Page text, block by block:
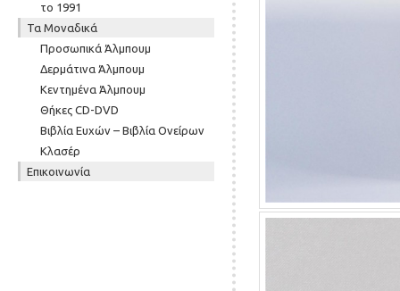
το 1991
Τα Μοναδικά
Προσωπικά Άλμπουμ
Δερμάτινα Άλμπουμ
Κεντημένα Άλμπουμ
Θήκες CD-DVD
Βιβλία Ευχών – Βιβλία Ονείρων
Κλασέρ
Επικοινωνία